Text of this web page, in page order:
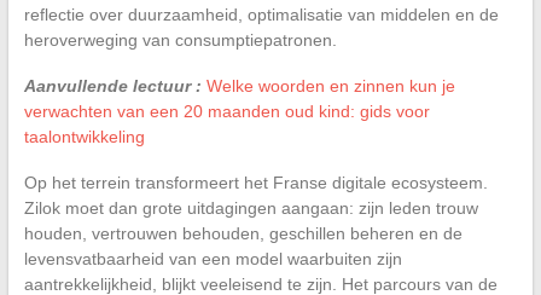
reflectie over duurzaamheid, optimalisatie van middelen en de
heroverweging van consumptiepatronen.
Aanvullende lectuur : Welke woorden en zinnen kun je
verwachten van een 20 maanden oud kind: gids voor
taalontwikkeling
Op het terrein transformeert het Franse digitale ecosysteem.
Zilok moet dan grote uitdagingen aangaan: zijn leden trouw
houden, vertrouwen behouden, geschillen beheren en de
levensvatbaarheid van een model waarbuiten zijn
aantrekkelijkheid, blijkt veeleisend te zijn. Het parcours van de